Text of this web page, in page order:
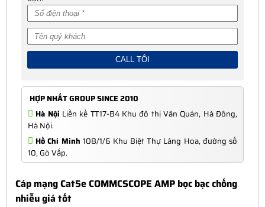
HỢP NHẤT GROUP SINCE 2010
Hà Nội Liền kề TT17-B4 Khu đô thị Văn Quán, Hà Đông,
Hà Nội.
Hồ Chí Minh 108/1/6 Khu Biệt Thự Làng Hoa, đường số
10, Gò Vấp.
Cáp mạng Cat5e COMMCSCOPE AMP bọc bạc chống
nhiễu giá tốt